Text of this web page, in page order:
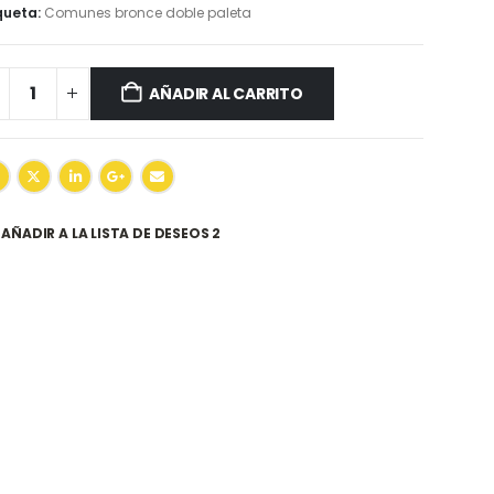
Comunes bronce doble paleta
AÑADIR AL CARRITO
AÑADIR A LA LISTA DE DESEOS 2